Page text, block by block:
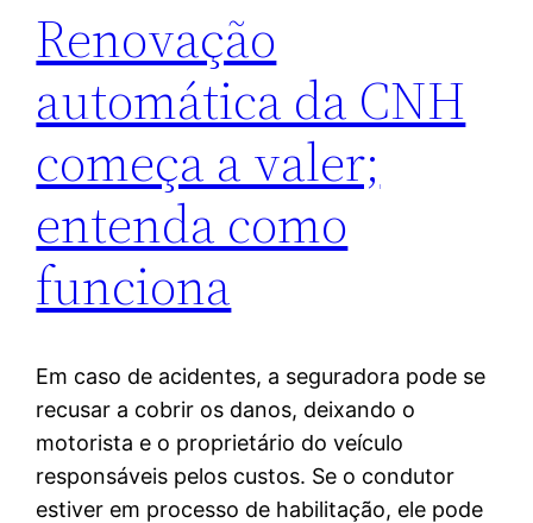
Renovação
automática da CNH
começa a valer;
entenda como
funciona
Em caso de acidentes, a seguradora pode se
recusar a cobrir os danos, deixando o
motorista e o proprietário do veículo
responsáveis pelos custos. Se o condutor
estiver em processo de habilitação, ele pode